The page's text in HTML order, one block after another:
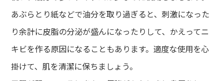
あぶらとり紙などで油分を取り過ぎると、刺激になった
り余計に皮脂の分泌が盛んになったりして、かえってニ
キビを作る原因になることもあります。適度な使用を心
掛けて、肌を清潔に保ちましょう。